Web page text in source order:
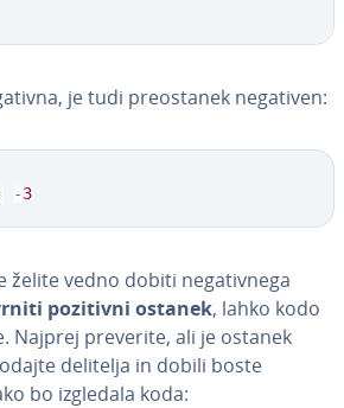
je tudi pre­o­sta­nek negativen:
-3
želite vedno dobiti ne­ga­tiv­ne­ga
pozitivni ostanek, lahko kodo
Najprej preverite, ali je ostanek
delitelja in dobili boste
bo izgledala koda: